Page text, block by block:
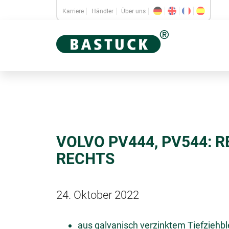
Karriere Händler Über uns
VOLVO PV444, PV544:
RECHTS
24. Oktober 2022
aus galvanisch verzinktem